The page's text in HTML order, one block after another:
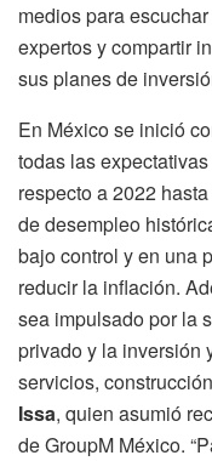
medios para
expertos y compartir
sus planes de
En México se inició
todas las
respecto a 2022
de desempleo
bajo control y en una
reducir la inflación.
sea impulsado por la
privado y la inversión
servicios,
Issa, quien asumió
de GroupM México.